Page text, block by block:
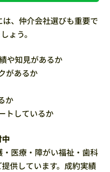
、仲介会社選びも重要で
ょう。
や知見があるか
があるか
か
トしているか
医療・障がい福祉・歯科
供しています。成約実績